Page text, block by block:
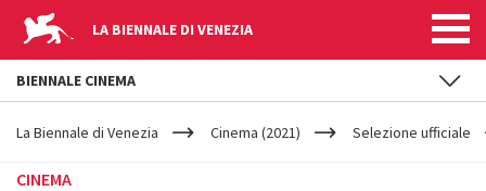
LA BIENNALE DI VENEZIA
YOUR
ARE
La Biennale di Venezia Cinema (2021) Selezione ufficiale
CINEMA
BIENNALE CINEMA